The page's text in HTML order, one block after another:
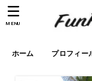
ホーム プロフィー
MENU